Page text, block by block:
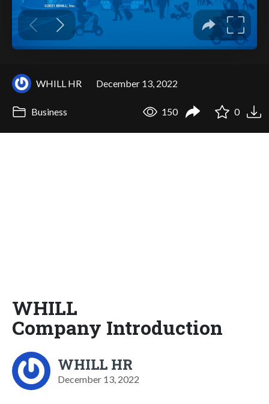
WHILL HR December 13, 2022
Business 150 0
WHILL
Company Introduction
WHILL HR
December 13, 2022